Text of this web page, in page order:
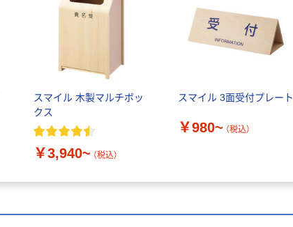
スマイル 木製マルチボッ
クス
￥3,940~ （税込）
スマイル 3面受付プレート
￥980~ （税込）
トスタンド
￥21,900~
ツ ブックラッ
量タイプ
￥27,900~